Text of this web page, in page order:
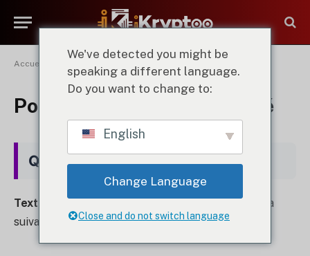
Accueil
Politique de confidentialité
Qui sommes-nous ?
Texte proposé :L'adresse de notre site web est la
suivante : https://ikryptoo.com.
We've detected you might be
speaking a different language.
Do you want to change to:
English
Change Language
Close and do not switch language